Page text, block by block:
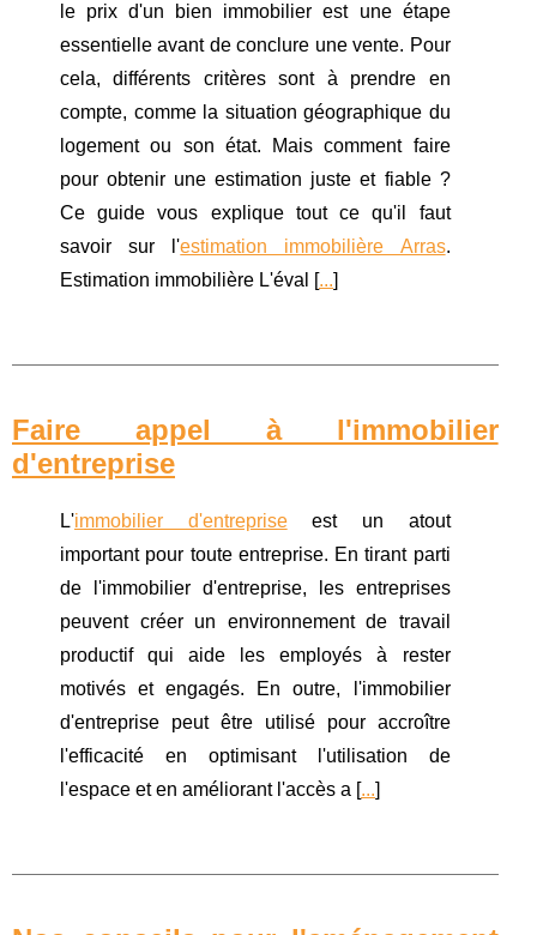
le prix d'un bien immobilier est une étape
essentielle avant de conclure une vente. Pour
cela, différents critères sont à prendre en
compte, comme la situation géographique du
logement ou son état. Mais comment faire
pour obtenir une estimation juste et fiable ?
Ce guide vous explique tout ce qu'il faut
savoir sur l'estimation immobilière Arras.
Estimation immobilière L'éval [...]
Faire appel à l'immobilier
d'entreprise
L'immobilier d'entrepriseest un atout
important pour toute entreprise. En tirant parti
de l'immobilier d'entreprise, les entreprises
peuvent créer un environnement de travail
productif qui aide les employés à rester
motivés et engagés. En outre, l'immobilier
d'entreprise peut être utilisé pour accroître
l'efficacité en optimisant l'utilisation de
l'espace et en améliorant l'accès a [...]